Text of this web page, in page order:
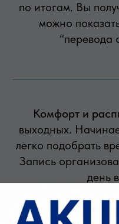
по итогам. Вы
можно
“перевода
Комфорт и
выходных.
легко подобрать
Запись
день